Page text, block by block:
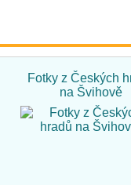
Fotky z Českých
na Švihově